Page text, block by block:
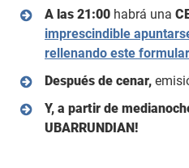
A las 21:00 habrá una
imprescindible
rellenando este
Después de cenar,
Y, a partir de
UBARRUNDIAN!